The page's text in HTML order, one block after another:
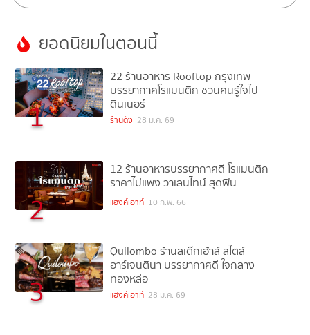
ยอดนิยมในตอนนี้
1
22 ร้านอาหาร Rooftop กรุงเทพ
บรรยากาศโรแมนติก ชวนคนรู้ใจไป
ดินเนอร์
ร้านดัง 28 ม.ค. 69
2
12 ร้านอาหารบรรยากาศดี โรแมนติก
ราคาไม่แพง วาเลนไทน์ สุดฟิน
แฮงค์เอาท์ 10 ก.พ. 66
3
Quilombo ร้านสเต๊กเฮ้าส์ สไตล์
อาร์เจนตินา บรรยากาศดี ใจกลาง
ทองหล่อ
แฮงค์เอาท์ 28 ม.ค. 69